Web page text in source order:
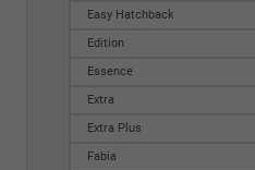
Easy Hatchback
Edition
Essence
Extra
Extra Plus
Fabia